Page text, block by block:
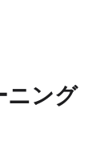
ニング